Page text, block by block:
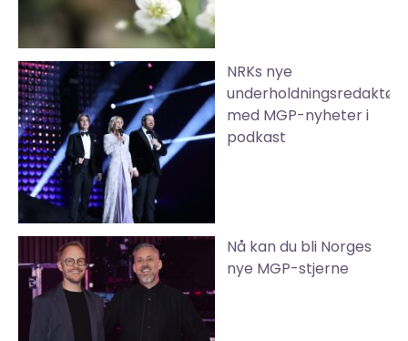
NRKs nye
underholdningsredaktør
med MGP-nyheter i
podkast
Nå kan du bli Norges
nye MGP-stjerne